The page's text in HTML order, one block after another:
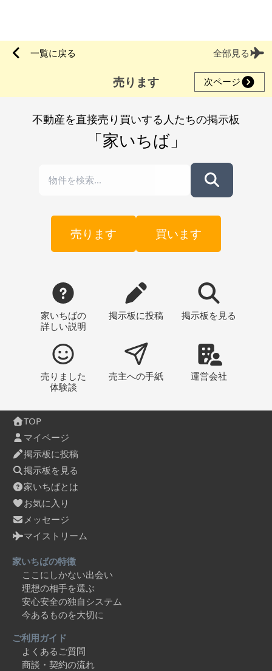
一覧に戻る 全部見る
売ります 次ページ
不動産を直接売り買いする人たちの掲示板
「家いちば」
売ります 買います
家いちばの
詳しい説明
掲示板に投稿 掲示板 を見る
売りました
体験談
売主への手紙 運営会社
TOP
マイページ
掲示板に投稿
掲示板を見る
家いちばとは
お気に入り
メッセージ
マイストリーム
家いちばの特徴
ここにしかない出会い
理想の相手を選ぶ
安心安全の独自システム
今あるものを大切に
ご利用ガイド
よくあるご質問
商談・契約の流れ